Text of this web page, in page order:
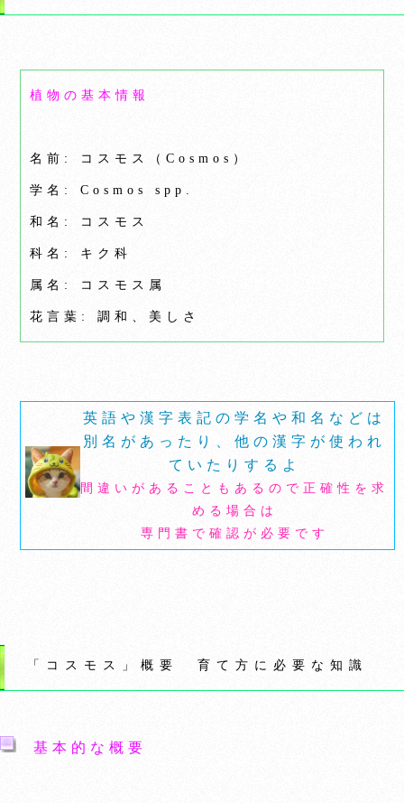
植物の基本情報
名前: コスモス（Cosmos）
学名: Cosmos spp.
和名: コスモス
科名: キク科
属名: コスモス属
花言葉: 調和、美しさ
英語や漢字表記の学名や和名などは
別名があったり、他の漢字が使われ
ていたりするよ
間違いがあることもあるので正確性を求
める場合は
専門書で確認が必要です
「コスモス」概要 育て方に必要な知識
基本的な概要